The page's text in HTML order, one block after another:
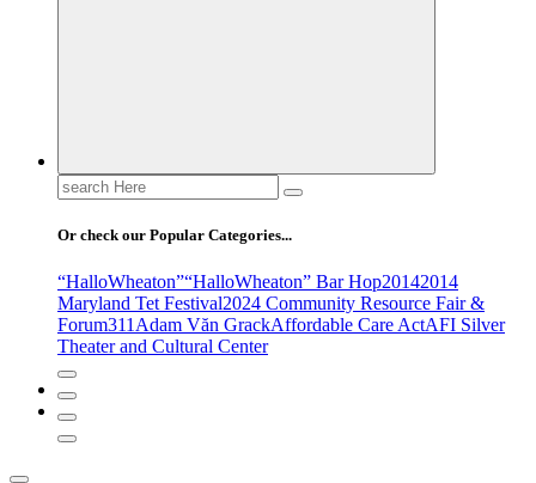
Search
for:
Or check our Popular Categories...
“HalloWheaton”“HalloWheaton” Bar Hop20142014
Maryland Tet Festival2024 Community Resource Fair &
Forum311 Adam Văn GrackAffordable Care ActAFI Silver
Theater and Cultural Center